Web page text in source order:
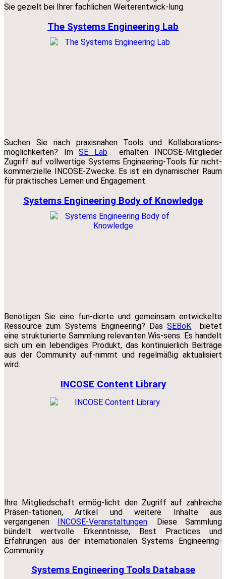
Sie gezielt bei Ihrer fachlichen Weiterentwick-lung.
The Systems Engineering Lab
Suchen Sie nach praxisnahen Tools und Kollaborations-
möglichkeiten? ImSE Lab erhalten INCOSE-Mitglieder
Zugriff auf vollwertige Systems Engineering-Tools für nicht-
kommerzielle INCOSE-Zwecke. Es ist ein dynamischer Raum
für praktisches Lernen und Engagement.
Systems Engineering Body of Knowledge
Benötigen Sie eine fun-dierte und gemeinsam entwickelte
Ressource zum Systems Engineering? DasSEBoK bietet
eine strukturierte Sammlung relevanten Wis-sens. Es handelt
sich um ein lebendiges Produkt, das kontinuierlich Beiträge
aus der Community auf-nimmt und regelmäßig aktualisiert
wird.
INCOSE Content Library
Ihre Mitgliedschaft ermög-licht den Zugriff auf zahlreiche
Präsen-tationen, Artikel und weitere Inhalte aus
vergangenen INCOSE-Veranstaltungen. Diese Sammlung
bündelt wertvolle Erkenntnisse, Best Practices und
Erfahrungen aus der internationalen Systems Engineering-
Community.
Systems Engineering Tools Database